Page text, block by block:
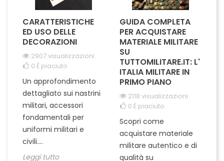
CARATTERISTICHE
ED USO DELLE
DECORAZIONI
2907 visualizzazioni
0 È piaciuto
Un approfondimento
dettagliato sui nastrini
militari, accessori
fondamentali per
uniformi militari e
civili....
Leggi tutto
GUIDA COMPLETA
PER ACQUISTARE
MATERIALE MILITARE
SU
TUTTOMILITARE.IT: L'
ITALIA MILITARE IN
PRIMO PIANO
2118 visualizzazioni
0 È piaciuto
Scopri come
acquistare materiale
militare autentico e di
qualità su